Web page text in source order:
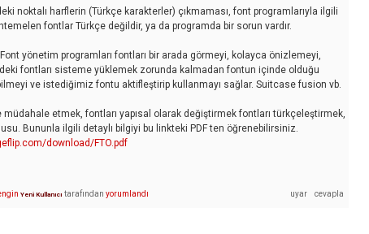
noktalı harflerin (Türkçe karakterler) çıkmaması, font programlarıyla ilgili
fontlar Türkçe değildir, ya da programda bir sorun vardır.
yönetim programları fontları bir arada görmeyi, kolayca önizlemeyi,
fontları sisteme yüklemek zorunda kalmadan fontun içinde olduğu
ve istediğimiz fontu aktifleştirip kullanmayı sağlar. Suitcase fusion vb.
müdahale etmek, fontları yapısal olarak değiştirmek fontları türkçeleştirmek,
Bununla ilgili detaylı bilgiyi bu linkteki PDF ten öğrenebilirsiniz.
download/FTO.pdf
Yeni Kullanıcı tarafından yorumlandı